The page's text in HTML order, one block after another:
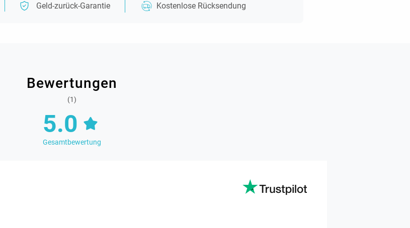
Geld-zurück-Garantie Kostenlose Rücksendung
Bewertungen
(1)
5.0
Gesamtbewertung